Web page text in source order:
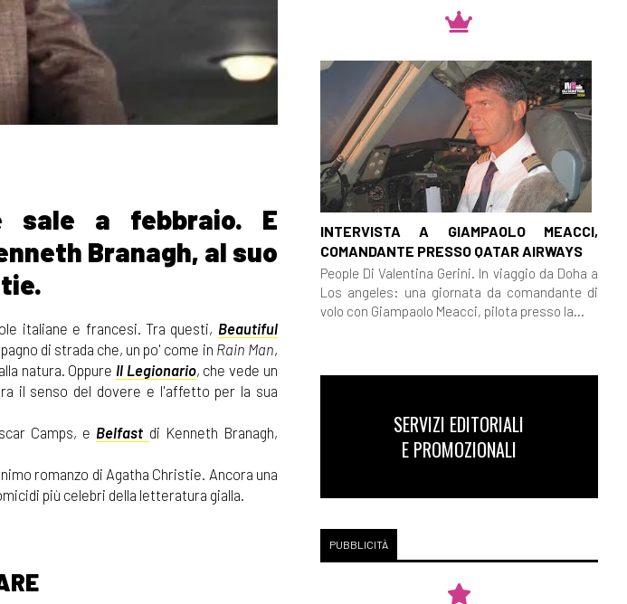
sale a febbraio. E
Branagh, al suo
italiane e francesi. Tra questi, Beautiful
di strada che, un po' come in Rain Man,
natura. Oppure Il Legionario, che vede un
il senso del dovere e l'affetto per la sua
Camps, e Belfast di Kenneth Branagh,
romanzo di Agatha Christie. Ancora una
più celebri della letteratura gialla.
INTERVISTA A GIAMPAOLO MEACCI,
COMANDANTE PRESSO QATAR AIRWAYS
People Di Valentina Gerini. In viaggio da Doha a
Los angeles: una giornata da comandante di
volo con Giampaolo Meacci, pilota presso la...
SERVIZI EDITORIALI
E PROMOZIONALI
PUBBLICITÀ